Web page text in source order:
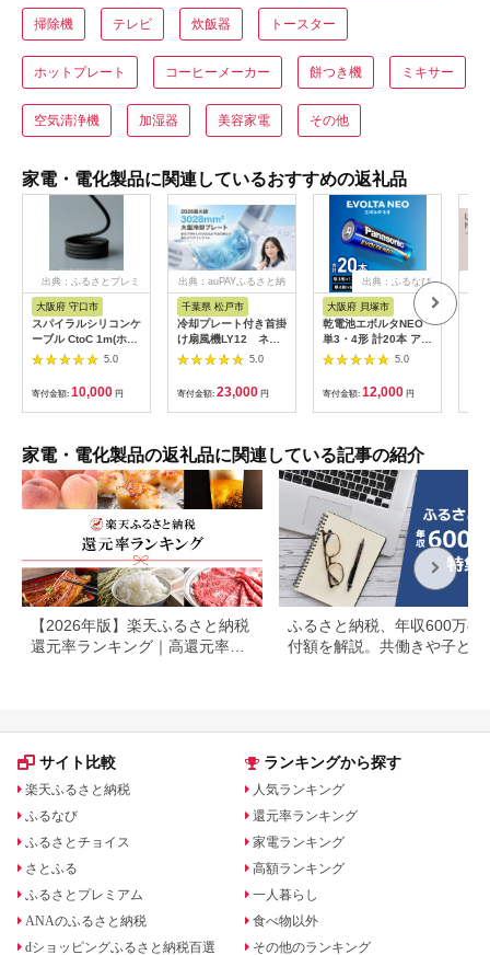
掃除機 テレビ 炊飯器 トースター
ホットプレート コーヒーメーカー 餅つき機 ミキサー
空気清浄機 加湿器 美容家電 その他
家電・電化製品に関連しているおすすめの返礼品
出典：ふるさとプレミ
大阪府 守口市
スパイラルシリコンケ
ーブル CtoC 1m(ホワ
イト) [2558]
5.0
寄付金額: 10,000 円
出典：auPAYふるさと納
千葉県 松戸市
冷却プレート付き首掛
け扇風機LY12 ネイ
ビー
5.0
寄付金額: 23,000 円
出典：ふるなび
大阪府 貝塚市
乾電池エボルタNEO
単3・4形 計20本 アル
カリ乾電池 パナソニ
5.0
寄付金額: 12,000 円
家電・電化製品の返礼品に関連している記事の紹介
【2026年版】楽天ふるさと納税
還元率ランキング｜高還元率返
ふるさと納税、年収600万の
付額を解説。共働きや子ども
サイト比較
楽天ふるさと納税
ふるなび
ふるさとチョイス
さとふる
ふるさとプレミアム
ANAのふるさと納税
dショッピングふるさと納税百選
ランキングから探す
人気ランキング
還元率ランキング
家電ランキング
高額ランキング
一人暮らし
食べ物以外
その他のランキング